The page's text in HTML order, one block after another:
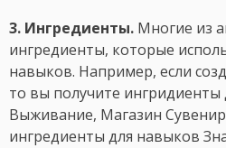
3. Ингредиенты. Многие из
ингредиенты, которые
навыков. Например, если
то вы получите ингридиенты
Выживание, Магазин
ингредиенты для навыков